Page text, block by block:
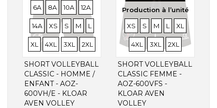
TAILLES
6A
TAILLES
8A
TAILLES
10A
TAILLES
12A
TAILLES
14A
TAILLES
XS
TAILLES
S
TAILLES
M
TAILLES
L
TAILLES
XL
TAILLES
4XL
TAILLES
3XL
TAILLES
2XL
SHORT VOLLEYBALL
CLASSIC - HOMME /
ENFANT - AOZ-
600VH/E - KLOAR
AVEN VOLLEY
Production à l’unité
TAILLES
XS
TAILLES
S
TAILLES
M
TAILLES
L
TAILLES
XL
TAILLES
4XL
TAILLES
3XL
TAILLES
2XL
SHORT VOLLEYBALL
CLASSIC FEMME -
AOZ-600VFS -
KLOAR AVEN
VOLLEY